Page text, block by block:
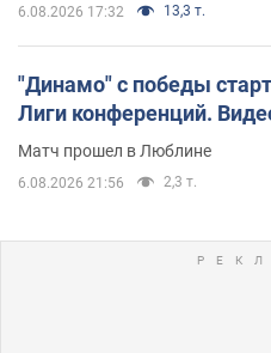
6.08.2026 17:32 13,3 т.
"Динамо" с победы
Лиги конференций.
Матч прошел в Люблине
6.08.2026 21:56 2,3 т.